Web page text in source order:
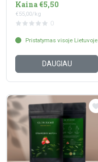
Kaina €5,50
€55,00/kg
0
Pristatymas visoje Lietuvoje
DAUGIAU